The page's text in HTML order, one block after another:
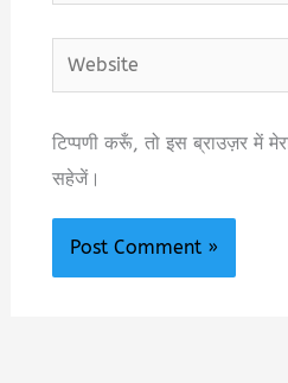
Website
टिप्पणी करूँ, तो इस ब्राउज़र में
सहेजें।